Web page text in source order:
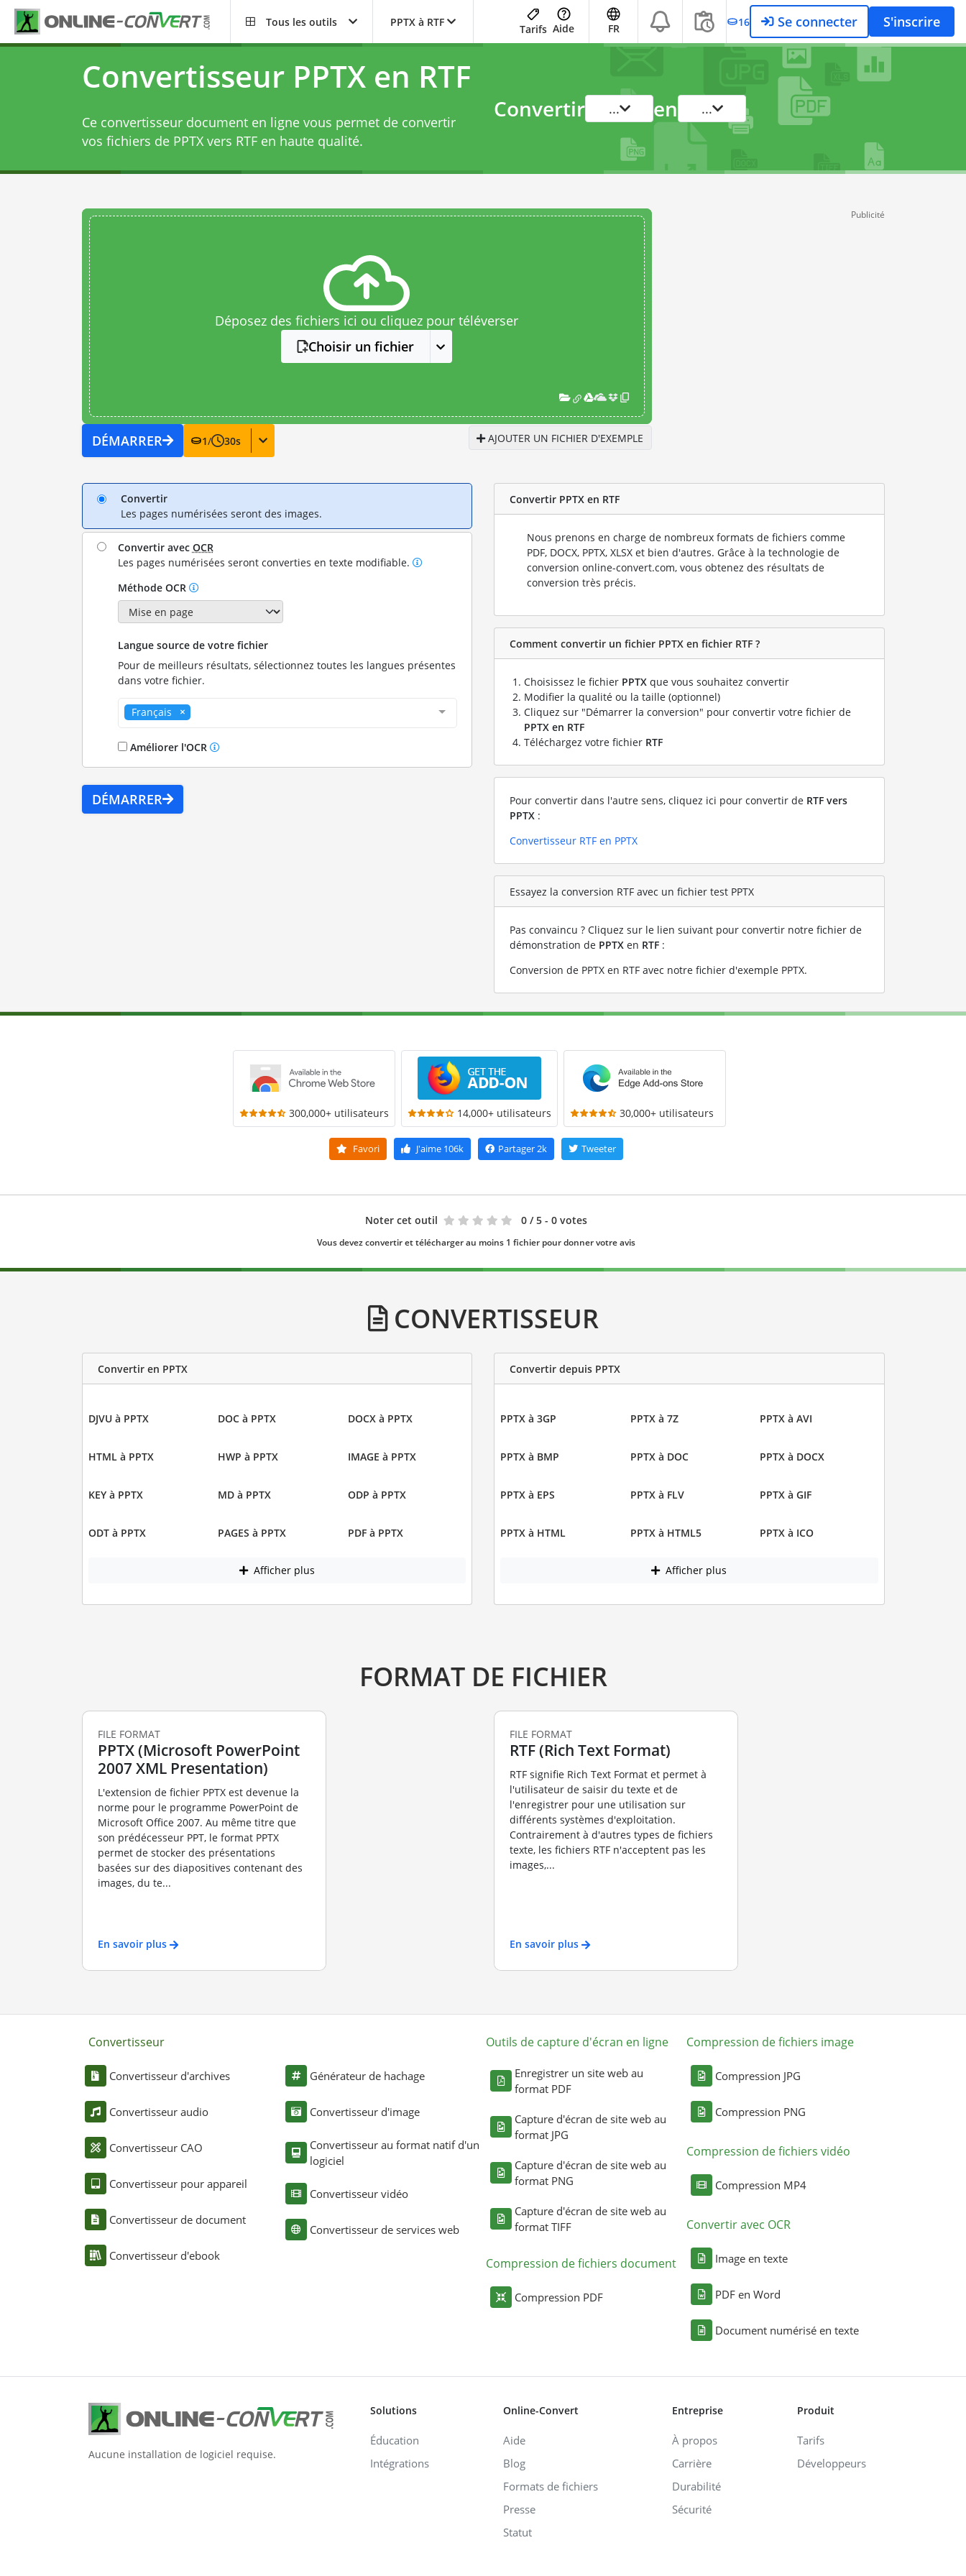
Tous les outils PPTX à RTF
Tarifs Aide FR 16 Se connecter S'inscrire
Convertisseur PPTX en RTF
Ce convertisseur document en ligne vous permet de convertir
vos fichiers de PPTX vers RTF en haute qualité.
Convertir ... en ...
Déposez des fichiers ici ou cliquez pour téléverser
Choisir un fichier
DÉMARRER 1/ 30s AJOUTER UN FICHIER D'EXEMPLE
Publicité
Convertir
Les pages numérisées seront des images.
Convertir avec OCR
Les pages numérisées seront converties en texte modifiable.
Méthode OCR
Langue source de votre fichier
Pour de meilleurs résultats, sélectionnez toutes les langues présentes
dans votre fichier.
Français
Améliorer l'OCR
DÉMARRER
Convertir PPTX en RTF
Nous prenons en charge de nombreux formats de fichiers comme
PDF, DOCX, PPTX, XLSX et bien d'autres. Grâce à la technologie de
conversion online-convert.com, vous obtenez des résultats de
conversion très précis.
Comment convertir un fichier PPTX en fichier RTF ?
Choisissez le fichier PPTX que vous souhaitez convertir
Modifier la qualité ou la taille (optionnel)
Cliquez sur "Démarrer la conversion" pour convertir votre fichier de
PPTX en RTF
Téléchargez votre fichier RTF
Pour convertir dans l'autre sens, cliquez ici pour convertir de RTF vers
PPTX :
Convertisseur RTF en PPTX
Essayez la conversion RTF avec un fichier test PPTX
Pas convaincu ? Cliquez sur le lien suivant pour convertir notre fichier de
démonstration de PPTX en RTF :
Conversion de PPTX en RTF avec notre fichier d'exemple PPTX.
300,000+ utilisateurs 14,000+ utilisateurs 30,000+ utilisateurs
Favori J'aime106k Partager2k Tweeter
Noter cet outil 0 / 5 - 0 votes
Vous devez convertir et télécharger au moins 1 fichier pour donner votre avis
CONVERTISSEUR
Convertir en PPTX
DJVU à PPTX DOC à PPTX DOCX à PPTX
HTML à PPTX HWP à PPTX IMAGE à PPTX
KEY à PPTX MD à PPTX ODP à PPTX
ODT à PPTX PAGES à PPTX PDF à PPTX
Afficher plus
Convertir depuis PPTX
PPTX à 3GP PPTX à 7Z PPTX à AVI
PPTX à BMP PPTX à DOC PPTX à DOCX
PPTX à EPS PPTX à FLV PPTX à GIF
PPTX à HTML PPTX à HTML5 PPTX à ICO
Afficher plus
FORMAT DE FICHIER
FILE FORMAT
PPTX (Microsoft PowerPoint
2007 XML Presentation)
L'extension de fichier PPTX est devenue la
norme pour le programme PowerPoint de
Microsoft Office 2007. Au même titre que
son prédécesseur PPT, le format PPTX
permet de stocker des présentations
basées sur des diapositives contenant des
images, du te...
En savoir plus
FILE FORMAT
RTF (Rich Text Format)
RTF signifie Rich Text Format et permet à
l'utilisateur de saisir du texte et de
l'enregistrer pour une utilisation sur
différents systèmes d'exploitation.
Contrairement à d'autres types de fichiers
texte, les fichiers RTF n'acceptent pas les
images,...
En savoir plus
Convertisseur
Convertisseur d'archives
Convertisseur audio
Convertisseur CAO
Convertisseur pour appareil
Convertisseur de document
Convertisseur d'ebook
Générateur de hachage
Convertisseur d'image
Convertisseur au format natif d'un
logiciel
Convertisseur vidéo
Convertisseur de services web
Outils de capture d'écran en ligne
Enregistrer un site web au
format PDF
Capture d'écran de site web au
format JPG
Capture d'écran de site web au
format PNG
Capture d'écran de site web au
format TIFF
Compression de fichiers document
Compression PDF
Compression de fichiers image
Compression JPG
Compression PNG
Compression de fichiers vidéo
Compression MP4
Convertir avec OCR
Image en texte
PDF en Word
Document numérisé en texte
Aucune installation de logiciel requise.
Solutions
Éducation
Intégrations
Online-Convert
Aide
Blog
Formats de fichiers
Presse
Statut
Entreprise
À propos
Carrière
Durabilité
Sécurité
Produit
Tarifs
Développeurs